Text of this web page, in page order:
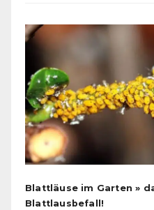
Blattläuse im Garten »
Blattlausbefall!